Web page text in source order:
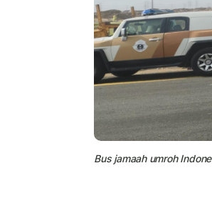
Bus jamaah umroh